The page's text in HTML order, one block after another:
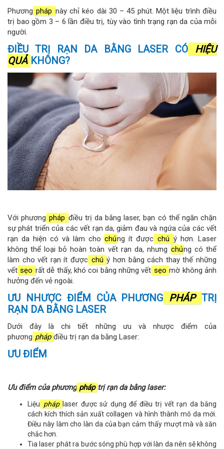
Phương pháp này chỉ kéo dài 30 – 45 phút. Một liệu trình điều
trị bao gồm 3 – 6 lần điều trị, tùy vào tình trạng rạn da của mỗi
người.
ĐIỀU TRỊ RẠN DA BẰNG LASER CÓ HIỆU
QUẢ KHÔNG?
Với phương pháp điều trị da bằng laser, bạn có thể ngăn chặn
sự phát triển của các vết rạn da, giảm đau và ngứa của các vết
rạn da hiện có và làm cho chúng ít được chú ý hơn. Laser
không thể loại bỏ hoàn toàn vết rạn da, nhưng chúng có thể
làm cho vết rạn ít được chú ý hơn bằng cách thay thế những
vết sẹo rất dễ thấy, khó coi bằng những vết sẹo mờ không ảnh
hưởng đến vẻ ngoài.
ƯU NHƯỢC ĐIỂM CỦA PHƯƠNG PHÁP TRỊ
RẠN DA BẰNG LASER
Dưới đây là chi tiết những ưu và nhược điểm của
phương pháp điều trị rạn da bằng Laser:
ƯU ĐIỂM
Ưu điểm của phương pháp trị rạn da bằng laser:
Liệu pháp laser được sử dụng để điều trị vết rạn da bằng
cách kích thích sản xuất collagen và hình thành mô da mới.
Điều này làm cho làn da của bạn cảm thấy mượt mà và săn
chắc hơn.
Tia laser phát ra bước sóng phù hợp với làn da nên sẽ không